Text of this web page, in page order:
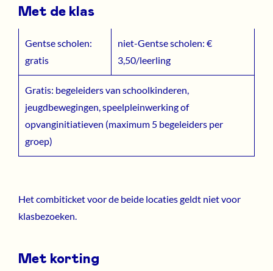
Met de klas
Gentse scholen:
gratis
niet-Gentse scholen: €
3,50/leerling
Gratis: begeleiders van schoolkinderen,
jeugdbewegingen, speelpleinwerking of
opvanginitiatieven (maximum 5 begeleiders per
groep)
Het combiticket voor de beide locaties geldt niet voor
klasbezoeken.
Met korting